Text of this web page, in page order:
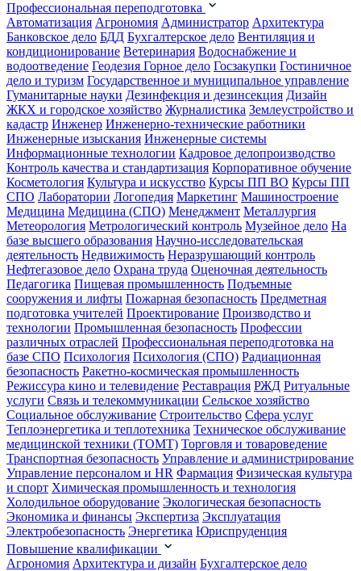
Профессиональная переподготовка
Автоматизация Агрономия Администратор Архитектура
Банковское дело БДД Бухгалтерское дело Вентиляция и
кондиционирование Ветеринария Водоснабжение и
водоотведение Геодезия Горное дело Госзакупки Гостиничное
дело и туризм Государственное и муниципальное управление
Гуманитарные науки Дезинфекция и дезинсекция Дизайн
ЖКХ и городское хозяйство Журналистика Землеустройство и
кадастр Инженер Инженерно-технические работники
Инженерные изыскания Инженерные системы
Информационные технологии Кадровое делопроизводство
Контроль качества и стандартизация Корпоративное обучение
Косметология Культура и искусство Курсы ПП ВО Курсы ПП
СПО Лаборатории Логопедия Маркетинг Машиностроение
Медицина Медицина (СПО) Менеджмент Металлургия
Метеорология Метрологический контроль Музейное дело На
базе высшего образования Научно-исследовательская
деятельность Недвижимость Неразрушающий контроль
Нефтегазовое дело Охрана труда Оценочная деятельность
Педагогика Пищевая промышленность Подъемные
сооружения и лифты Пожарная безопасность Предметная
подготовка учителей Проектирование Производство и
технологии Промышленная безопасность Профессии
различных отраслей Профессиональная переподготовка на
базе СПО Психология Психология (СПО) Радиационная
безопасность Ракетно-космическая промышленность
Режиссура кино и телевидение Реставрация РЖД Ритуальные
услуги Связь и телекоммуникации Сельское хозяйство
Социальное обслуживание Строительство Сфера услуг
Теплоэнергетика и теплотехника Техническое обслуживание
медицинской техники (ТОМТ) Торговля и товароведение
Транспортная безопасность Управление и администрирование
Управление персоналом и HR Фармация Физическая культура
и спорт Химическая промышленность и технология
Холодильное оборудование Экологическая безопасность
Экономика и финансы Экспертиза Эксплуатация
Электробезопасность Энергетика Юриспруденция
Повышение квалификации
Агрономия Архитектура и дизайн Бухгалтерское дело